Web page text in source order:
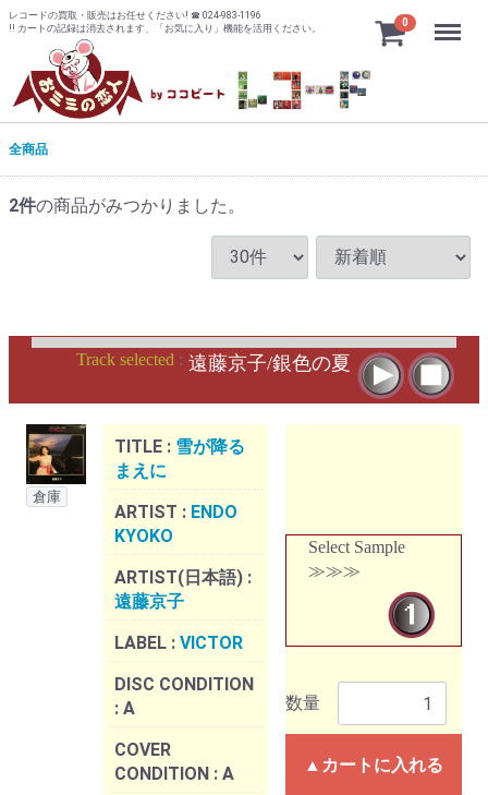
レコードの買取・販売はお任せください! ☎ 024-983-1196
!! カートの記録は消去されます、「お気に入り」機能を活用ください。
0 Menu
全商品
2件の商品がみつかりました。
Track selected : 遠藤京子/銀色の夏
倉庫
TITLE : 雪が降る
まえに
ARTIST : ENDO
KYOKO
ARTIST(日本語) :
遠藤京子
LABEL : VICTOR
DISC CONDITION
: A
COVER
CONDITION : A
Select Sample
≫≫≫
数量
▲カートに入れる